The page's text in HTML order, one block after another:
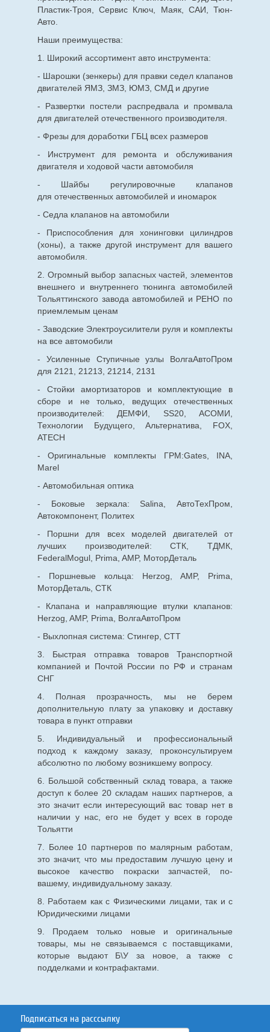
Пластик-Троя, Сервис Ключ, Маяк, САИ, Тюн-
Авто.
Наши преимущества:
1. Широкий ассортимент авто инструмента:
- Шарошки (зенкеры) для правки седел клапанов
двигателей ЯМЗ, ЗМЗ, ЮМЗ, СМД и другие
- Развертки постели распредвала и промвала
для двигателей отечественного производителя.
- Фрезы для доработки ГБЦ всех размеров
- Инструмент для ремонта и обслуживания
двигателя и ходовой части автомобиля
- Шайбы регулировочные клапанов
для отечественныхавтомобилей и иномарок
- Седла клапанов на автомобили
- Приспособления для хонинговки цилиндров
(хоны), а также другой инструмент для вашего
автомобиля.
2. Огромный выбор запасных частей, элементов
внешнего и внутреннего тюнинга автомобилей
Тольяттинского завода автомобилей и РЕНО по
приемлемым ценам
- Заводские Электроусилители руля и комплекты
на все автомобили
- Усиленные Ступичные узлы ВолгаАвтоПром
для 2121, 21213, 21214, 2131
- Стойки амортизаторов и комплектующие в
сборе и не только, ведущих отечественных
производителей: ДЕМФИ, SS20, АСОМИ,
Технологии Будущего, Альтернатива, FOX,
ATECH
- Оригинальные комплекты ГРМ:Gates, INA,
Marel
- Автомобильная оптика
- Боковые зеркала: Salina, АвтоТехПром,
Автокомпонент, Политех
- Поршни для всех моделей двигателей от
лучших производителей: СТК, ТДМК,
FederalMogul, Prima, AMP, МоторДеталь
- Поршневые кольца: Herzog, AMP, Prima,
МоторДеталь, СТК
- Клапана и направляющие втулки клапанов:
Herzog, AMP, Prima, ВолгаАвтоПром
- Выхлопная система: Стингер, СТТ
3. Быстрая отправка товаров Транспортной
компанией и Почтой России по РФ и странам
СНГ
4. Полная прозрачность, мы не берем
дополнительную плату за упаковку и доставку
товара в пункт отправки
5. Индивидуальный и профессиональный
подход к каждому заказу, проконсультируем
абсолютно по любому возникшему вопросу.
6. Большой собственный склад товара, а также
доступ к более 20 складам наших партнеров, а
это значит если интересующий вас товар нет в
наличии у нас, его не будет у всех в городе
Тольятти
7. Более 10 партнеров по малярным работам,
это значит, что мы предоставим лучшую цену и
высокое качество покраски запчастей, по-
вашему, индивидуальному заказу.
8. Работаем как с Физическими лицами, так и с
Юридическими лицами
9. Продаем только новые и оригинальные
товары, мы не связываемся с поставщиками,
которые выдают Б\У за новое, а также с
подделками и контрафактами.
Подписаться на расссылку